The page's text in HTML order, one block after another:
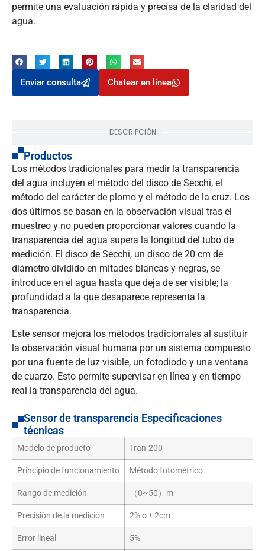
permite una evaluación rápida y precisa de la claridad del
agua.
Enviar consulta Chatear en línea
DESCRIPCIÓN
Productos
Los métodos tradicionales para medir la transparencia
del agua incluyen el método del disco de Secchi, el
método del carácter de plomo y el método de la cruz. Los
dos últimos se basan en la observación visual tras el
muestreo y no pueden proporcionar valores cuando la
transparencia del agua supera la longitud del tubo de
medición. El disco de Secchi, un disco de 20 cm de
diámetro dividido en mitades blancas y negras, se
introduce en el agua hasta que deja de ser visible; la
profundidad a la que desaparece representa la
transparencia.
Este sensor mejora los métodos tradicionales al sustituir
la observación visual humana por un sistema compuesto
por una fuente de luz visible, un fotodiodo y una ventana
de cuarzo. Esto permite supervisar en línea y en tiempo
real la transparencia del agua.
Sensor de transparencia Especificaciones
técnicas
Modelo de producto Tran-200
Principio de funcionamiento Método fotométrico
Rango de medición （0~50）m
Precisión de la medición 2% o ± 2cm
Error lineal 5%